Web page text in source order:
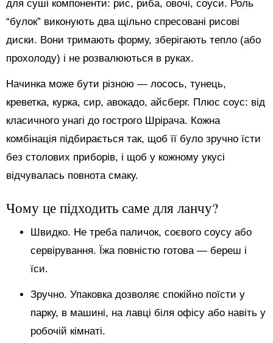
для суші компоненти: рис, риба, овочі, соуси. Роль
“булок” виконують два щільно спресовані рисові
диски. Вони тримають форму, зберігають тепло (або
прохолоду) і не розвалюються в руках.
Начинка може бути різною — лосось, тунець,
креветка, курка, сир, авокадо, айсберг. Плюс соус: від
класичного унагі до гострого Шрірача. Кожна
комбінація підбирається так, щоб її було зручно їсти
без столових приборів, і щоб у кожному укусі
відчувалась повнота смаку.
Чому це підходить саме для ланчу?
Швидко. Не треба паличок, соєвого соусу або
сервірування. Їжа повністю готова — береш і
їси.
Зручно. Упаковка дозволяє спокійно поїсти у
парку, в машині, на лавці біля офісу або навіть у
робочій кімнаті.